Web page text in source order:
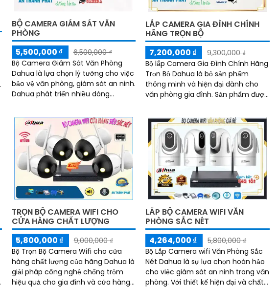
BỘ CAMERA GIÁM SÁT VĂN
PHÒNG
5,500,000 ₫
6,500,000 ₫
Bộ Camera Giám Sát Văn Phòng
Dahua là lựa chọn lý tưởng cho việc
bảo vệ văn phòng, giám sát an ninh.
Dahua phát triển nhiều dòng
mã phong phú và thông số chất
lượng hình ảnh 2
LẮP CAMERA GIA ĐÌNH CHÍNH
HÃNG TRỌN BỘ
7,200,000 ₫
9,300,000 ₫
Bộ lắp Camera Gia Đình Chính Hãng
Trọn Bộ Dahua là bộ sản phẩm
thông minh và hiện đại dành cho
văn phòng gia đình. Sản phẩm được
giúp bạn ghi lại các âm thanh trong
phạm vi giám sát
TRỌN BỘ CAMERA WIFI CHO
CỬA HÀNG CHẤT LƯỢNG
5,800,000 ₫
9,000,000 ₫
Bộ Trọn Bộ Camera Wifi cho cửa
hàng chất lượng của hãng Dahua là
giải pháp công nghệ chống trộm
hiệu quả cho gia đình và cửa hàng.
LẮP BỘ CAMERA WIFI VĂN
PHÒNG SẮC NÉT
4,264,000 ₫
5,800,000 ₫
Bộ Lắp Camera wifi Văn Phòng Sắc
Nét Dahua là sự lựa chọn hoàn hảo
cho việc giám sát an ninh trong văn
phòng. Với thiết kế hiện đại và chất